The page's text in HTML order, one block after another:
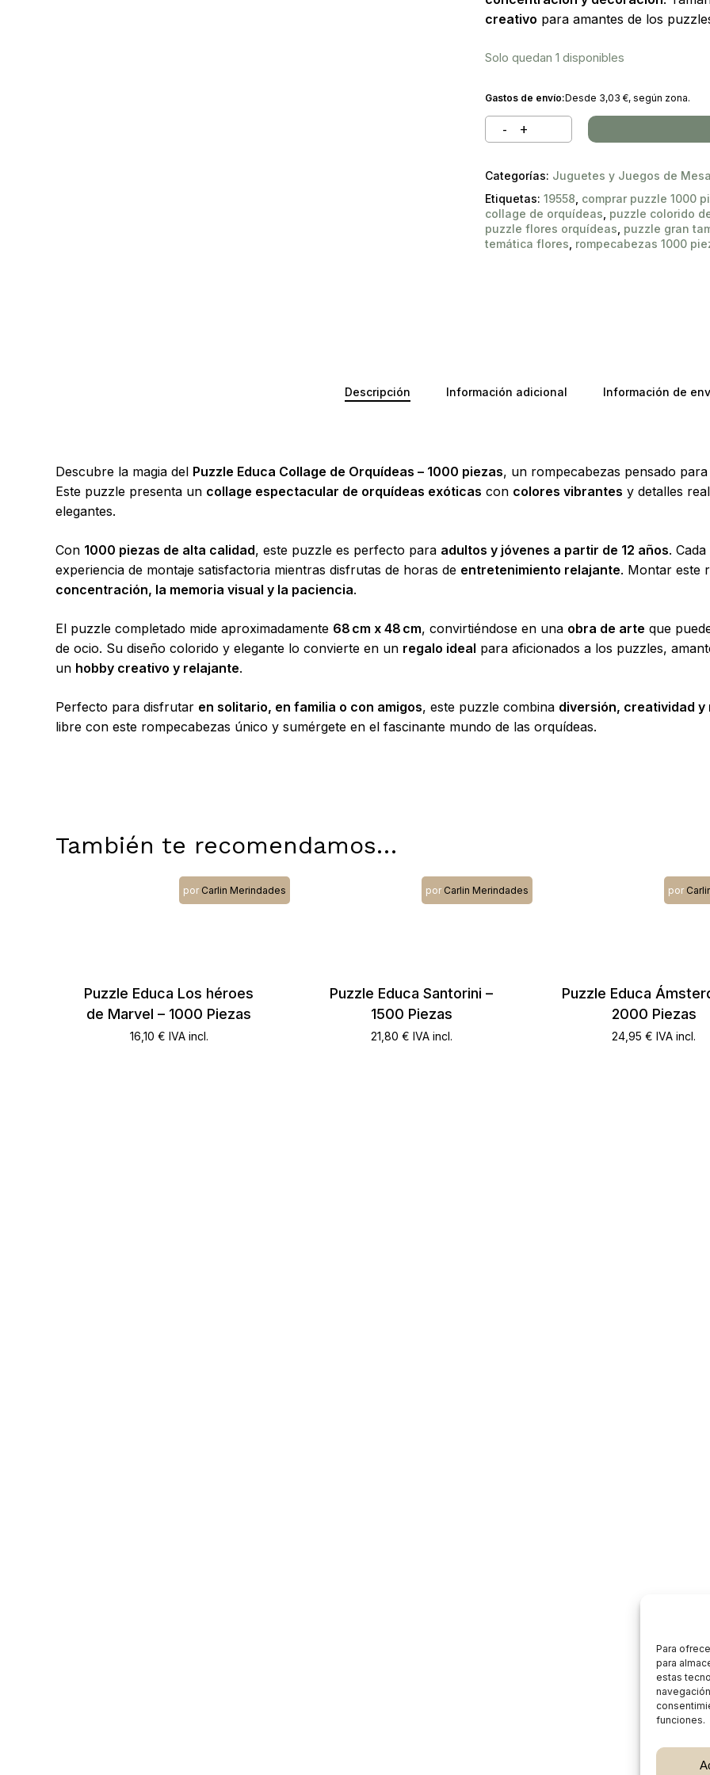
Para
para
estas
funciones.
creativo para amantes de los
Solo quedan 1 disponibles
Gastos de envío:Desde 3,03 €, según zona.
Categorías: Juguetes y Juegos de Mesa
Etiquetas: 19558 comprar puzzle 1000
collage de orquídeas puzzle colorido
puzzle flores orquídeas puzzle gran
temática flores rompecabezas 1000
Descripción Información adicional Información de
Descubre la magia del Puzzle Educa Collage de Orquídeas – 1000 piezas, un rompecabezas pensado
Este puzzle presenta un collage espectacular de orquídeas exóticas con colores vibrantes y detalles
elegantes.
Con 1000 piezas de alta calidad, este puzzle es perfecto para adultos y jóvenes a partir de 12 años.
experiencia de montaje satisfactoria mientras disfrutas de horas de entretenimiento relajante. Montar este
concentración, la memoria visual y la paciencia.
El puzzle completado mide aproximadamente 68 cm x 48 cm, convirtiéndose en una obra de arte que
de ocio. Su diseño colorido y elegante lo convierte en un regalo ideal para aficionados a los puzzles,
un hobby creativo y relajante.
Perfecto para disfrutar en solitario, en familia o con amigos, este puzzle combina diversión, creatividad y
libre con este rompecabezas único y sumérgete en el fascinante mundo de las orquídeas.
También te recomendamos…
Puzzle Educa Los héroes
de Marvel – 1000 Piezas
16,10 € IVA incl.
por Carlin Merindades
Puzzle Educa Santorini –
1500 Piezas
21,80 € IVA incl.
por Carlin Merindades
Puzzle Educa
2000 Piezas
24,95 € IVA incl.
por